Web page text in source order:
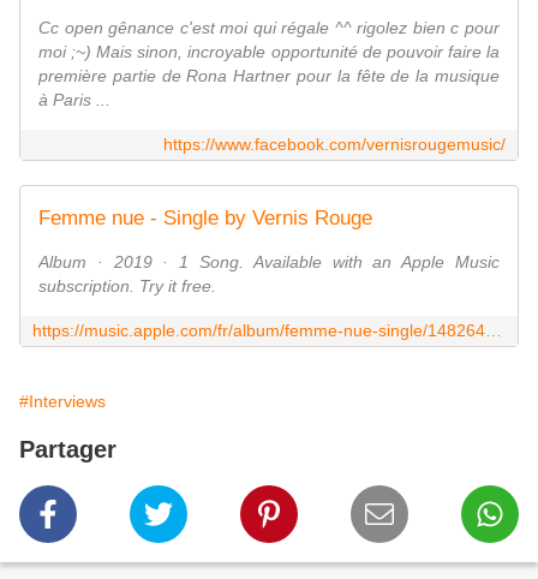
Cc open gênance c'est moi qui régale ^^ rigolez bien c pour
moi ;~) Mais sinon, incroyable opportunité de pouvoir faire la
première partie de Rona Hartner pour la fête de la musique
à Paris ...
https://www.facebook.com/vernisrougemusic/
‎Femme nue - Single by Vernis Rouge
‎Album · 2019 · 1 Song. Available with an Apple Music
subscription. Try it free.
#Interviews
Partager